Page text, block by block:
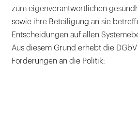
zum eigenverantwortlichen
sowie ihre Beteiligung an sie
Entscheidungen auf allen
Aus diesem Grund erhebt die
Forderungen an die Politik: